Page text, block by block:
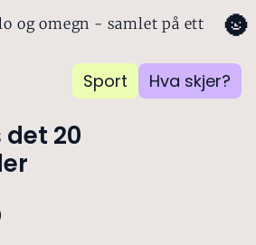
og omegn - samlet på ett
Sport Hva skjer?
🌚
20